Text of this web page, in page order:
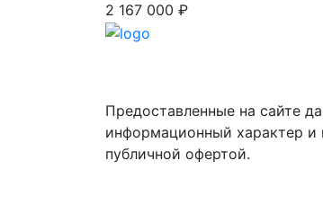
2 167 000 ₽
Предоставленные на сайте
информационный характер и
публичной офертой.